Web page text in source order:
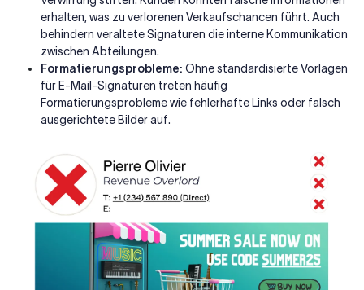
erhalten, was zu verlorenen Verkaufschancen führt. Auch
behindern veraltete Signaturen die interne Kommunikation
zwischen Abteilungen.
Formatierungsprobleme: Ohne standardisierte Vorlagen
für E-Mail-Signaturen treten häufig
Formatierungsprobleme wie fehlerhafte Links oder falsch
ausgerichtete Bilder auf.